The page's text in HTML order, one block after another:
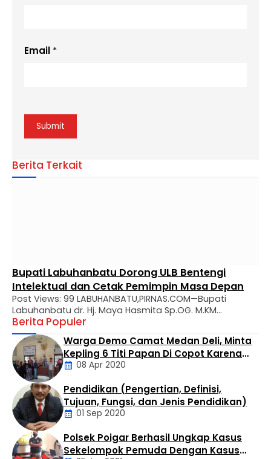
Email *
Berita Terkait
Bupati Labuhanbatu Dorong ULB Bentengi
Intelektual dan Cetak Pemimpin Masa Depan
Post Views: 99 LABUHANBATU,PIRNAS.COM—Bupati
Labuhanbatu dr. Hj. Maya Hasmita Sp.OG. M.KM
menyampaikan apresiasi mendalam atas perjalanan
panjang Universitas Labuhanbatu (ULB) yang kini genap
berusia 28 tahun. Dalam usianya yang makin matang,
ULB diharapkan tidak hanya menjadi tempat transfer
ilmu, melainkan kawah candradimuka dalam
melahirkan generasi muda yang inovatif, kritis, dan
berkarakter. Apresiasi tersebut disampaikan Bupati …
Berita Populer
Daerah
Warga Demo Camat Medan Deli, Minta
Kepling 6 Titi Papan Di Copot Karena
Tak Perduli Sama Warganya
08 Apr 2020
Artikel
Pendidikan (Pengertian, Definisi,
Tujuan, Fungsi, dan Jenis Pendidikan)
01 Sep 2020
Polsek Poigar Berhasil Ungkap Kasus
Sekelompok Pemuda Dengan Kasus